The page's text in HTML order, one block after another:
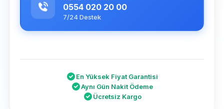
0554 020 20 00
7/24 Destek
En Yüksek Fiyat Garantisi
Aynı Gün Nakit Ödeme
Ücretsiz Kargo